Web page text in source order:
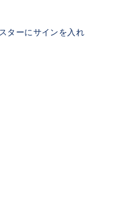
ターにサインを入れ